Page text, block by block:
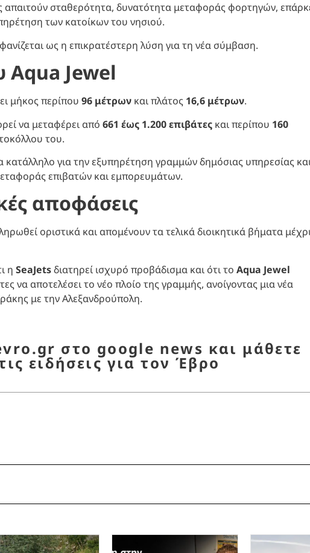
απαιτούν σταθερότητα, δυνατότητα μεταφοράς φορτηγών,
των κατοίκων του νησιού.
ως η επικρατέστερη λύση για τη νέα σύμβαση.
Aqua Jewel
μήκος περίπου 96 μέτρων και πλάτος 16,6 μέτρων.
να μεταφέρει από 661 έως 1.200 επιβάτες και περίπου 160
του.
κατάλληλο για την εξυπηρέτηση γραμμών δημόσιας υπηρεσίας
επιβατών και εμπορευμάτων.
αποφάσεις
οριστικά και απομένουν τα τελικά διοικητικά βήματα
η SeaJetsδιατηρεί ισχυρό προβάδισμα και ότι το Aqua Jewel
να αποτελέσει το νέο πλοίο της γραμμής, ανοίγοντας μια νέα
με την Αλεξανδρούπολη.
στο google news και μάθετε
ειδήσεις για τον Έβρο